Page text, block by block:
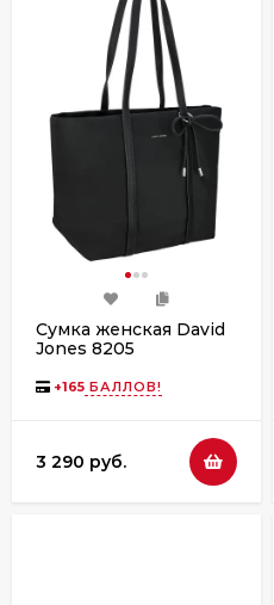
Сумка женская David
Jones 8205
+165 БАЛЛОВ!
3 290 руб.